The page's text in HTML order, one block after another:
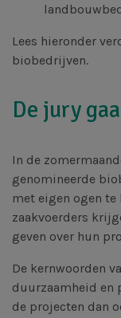
Lees hieronder
biobedrijven.
De jury
In de
genomineerde
met eigen ogen te
zaakvoerders
geven over hun
De kernwoorden
duurzaamheid en
de projecten dan